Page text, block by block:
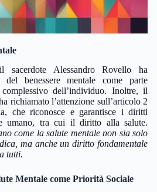
Alessandro Rovello ha
del benessere mentale come parte
dell’individuo. Inoltre, il
richiamato l’attenzione sull’articolo 2
che riconosce e garantisce i diritti
umano, tra cui il diritto alla salute.
come la salute mentale non sia solo
ma anche un diritto fondamentale
tutti.
Mentale come Priorità Sociale